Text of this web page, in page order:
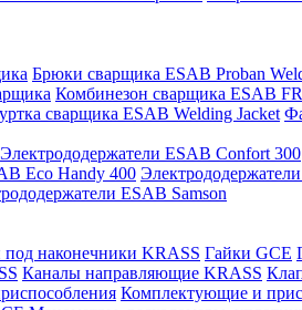
Брюки сварщика ESAB Proban
Комбинезон сварщика ESAB
сварщика ESAB Welding Jacket
Электрододержатели ESAB Confort 300
Eco Handy 400
ESAB Samson
под наконечники KRASS Гайки GCE
Каналы направляющие KRASS
Комплектующие и